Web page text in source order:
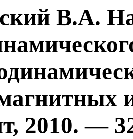
В.А.
2010. —